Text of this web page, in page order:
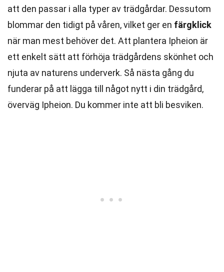
att den passar i alla typer av trädgårdar. Dessutom
blommar den tidigt på våren, vilket ger en färgklick
när man mest behöver det. Att plantera Ipheion är
ett enkelt sätt att förhöja trädgårdens skönhet och
njuta av naturens underverk. Så nästa gång du
funderar på att lägga till något nytt i din trädgård,
överväg Ipheion. Du kommer inte att bli besviken.